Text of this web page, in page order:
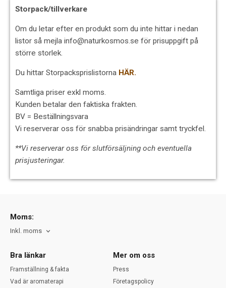
Storpack/tillverkare
Om du letar efter en produkt som du inte hittar i nedan
listor så mejla info@naturkosmos.se för prisuppgift på
större storlek.
Du hittar Storpacksprislistorna HÄR.
Samtliga priser exkl moms.
Kunden betalar den faktiska frakten.
BV = Beställningsvara
Vi reserverar oss för snabba prisändringar samt tryckfel.
**Vi reserverar oss för slutförsäljning och eventuella
prisjusteringar.
Moms:
Inkl. moms
Bra länkar
Framställning & fakta
Vad är aromaterapi
Mer om oss
Press
Företagspolicy